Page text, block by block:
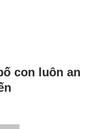
con luôn an